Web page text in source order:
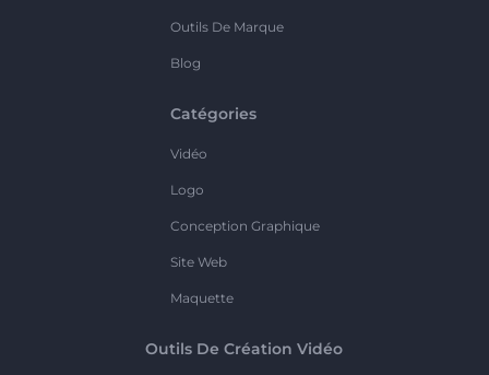
Outils De Marque
Blog
Catégories
Vidéo
Logo
Conception Graphique
Site Web
Maquette
Outils De Création Vidéo